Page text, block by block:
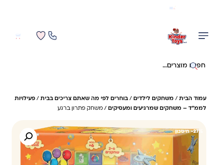
חיפוש באתר
עמוד הבית / משחקים לילדים / בוחרים לפי מה שאתם צריכים בבית / פעילויות
לממ״ד – משחקים שמרגיעים ומעסיקים / משחק פתרון ברגע
27%- חיסכון